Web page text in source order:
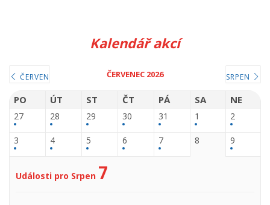
Kalendář akcí
ČERVEN ČERVENEC 2026 SRPEN
PO ÚT ST ČT PÁ SA NE
27 28 29 30 31 1 2
3 4 5 6 7 8 9
Události pro Srpen 7